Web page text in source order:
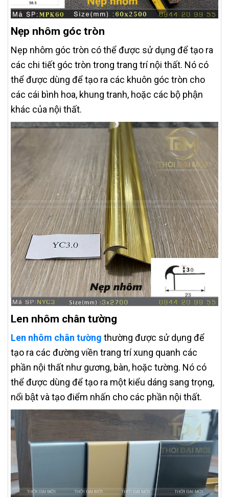
Nẹp nhôm góc tròn
Nẹp nhôm góc tròn có thể được sử dụng để tạo ra
các chi tiết góc tròn trong trang trí nội thất. Nó có
thể được dùng để tạo ra các khuôn góc tròn cho
các cái bình hoa, khung tranh, hoặc các bộ phận
khác của nội thất.
Len nhôm chân tường
Len nhôm chân tường thường được sử dụng để
tạo ra các đường viền trang trí xung quanh các
phần nội thất như gương, bàn, hoặc tường. Nó có
thể được dùng để tạo ra một kiểu dáng sang trọng,
nổi bật và tạo điểm nhấn cho các phần nội thất.